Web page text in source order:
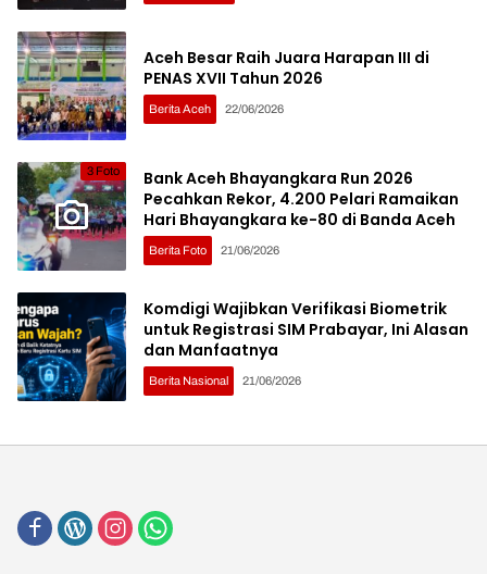
Aceh Besar Raih Juara Harapan III di
PENAS XVII Tahun 2026
Berita Aceh 22/06/2026
3 Foto
Bank Aceh Bhayangkara Run 2026
Pecahkan Rekor, 4.200 Pelari Ramaikan
Hari Bhayangkara ke-80 di Banda Aceh
Berita Foto 21/06/2026
Komdigi Wajibkan Verifikasi Biometrik
untuk Registrasi SIM Prabayar, Ini Alasan
dan Manfaatnya
Berita Nasional 21/06/2026